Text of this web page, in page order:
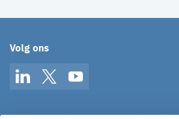
Volg ons
LinkedInTwitterYouTube